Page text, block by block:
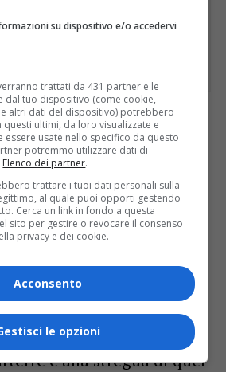
il jazz sa proprio di jazz!
smeraldo inquadrato
ancor meglio. Il tutto in
eclettico: musica ed
Spariscono per
minuti i fiati solisti ed il
slow motion.
quasi abusivamente, per
e alla stregua di quei
su dispositivo e/o accedervi
trattati da 431 partner e le
dal tuo dispositivo (come cookie,
altri dati del dispositivo) potrebbero
questi ultimi, da loro visualizzate e
usate nello specifico da questo
potremmo utilizzare dati di
Elenco dei partner.
trattare i tuoi dati personali sulla
al quale puoi opporti gestendo
Cerca un link in fondo a questa
sito per gestire o revocare il consenso
privacy e dei cookie.
Acconsento
le opzioni